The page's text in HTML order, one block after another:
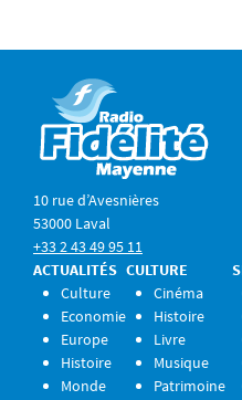
10 rue d’Avesnières
53000 Laval
+33 2 43 49 95 11
ACTUALITÉS
Culture
Economie
Europe
Histoire
Monde
CULTURE
Cinéma
Histoire
Livre
Musique
Patrimoine